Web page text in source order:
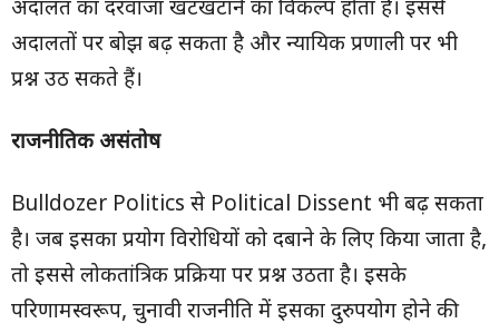
अदालत का दरवाजा खटखटाने का विकल्प होता है। इससे
अदालतों पर बोझ बढ़ सकता है और न्यायिक प्रणाली पर भी
प्रश्न उठ सकते हैं।
राजनीतिक असंतोष
Bulldozer Politics से Political Dissent भी बढ़ सकता
है। जब इसका प्रयोग विरोधियों को दबाने के लिए किया जाता है,
तो इससे लोकतांत्रिक प्रक्रिया पर प्रश्न उठता है। इसके
परिणामस्वरूप, चुनावी राजनीति में इसका दुरुपयोग होने की